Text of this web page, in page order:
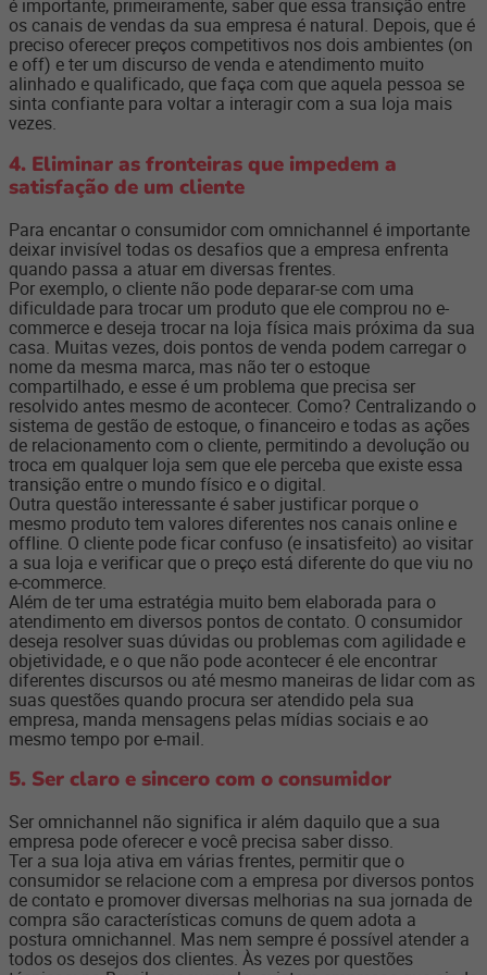
é importante, primeiramente, saber que essa transição entre
os canais de vendas da sua empresa é natural. Depois, que é
preciso oferecer preços competitivos nos dois ambientes (on
e off) e ter um discurso de venda e atendimento muito
alinhado e qualificado, que faça com que aquela pessoa se
sinta confiante para voltar a interagir com a sua loja mais
vezes.
4. Eliminar as fronteiras que impedem a
satisfação de um cliente
Para encantar o consumidor com omnichannel é importante
deixar invisível todas os desafios que a empresa enfrenta
quando passa a atuar em diversas frentes.
Por exemplo, o cliente não pode deparar-se com uma
dificuldade para trocar um produto que ele comprou no e-
commerce e deseja trocar na loja física mais próxima da sua
casa. Muitas vezes, dois pontos de venda podem carregar o
nome da mesma marca, mas não ter o estoque
compartilhado, e esse é um problema que precisa ser
resolvido antes mesmo de acontecer. Como? Centralizando o
sistema de gestão de estoque, o financeiro e todas as ações
de relacionamento com o cliente, permitindo a devolução ou
troca em qualquer loja sem que ele perceba que existe essa
transição entre o mundo físico e o digital.
Outra questão interessante é saber justificar porque o
mesmo produto tem valores diferentes nos canais online e
offline. O cliente pode ficar confuso (e insatisfeito) ao visitar
a sua loja e verificar que o preço está diferente do que viu no
e-commerce.
Além de ter uma estratégia muito bem elaborada para o
atendimento em diversos pontos de contato. O consumidor
deseja resolver suas dúvidas ou problemas com agilidade e
objetividade, e o que não pode acontecer é ele encontrar
diferentes discursos ou até mesmo maneiras de lidar com as
suas questões quando procura ser atendido pela sua
empresa, manda mensagens pelas mídias sociais e ao
mesmo tempo por e-mail.
5. Ser claro e sincero com o consumidor
Ser omnichannel não significa ir além daquilo que a sua
empresa pode oferecer e você precisa saber disso.
Ter a sua loja ativa em várias frentes, permitir que o
consumidor se relacione com a empresa por diversos pontos
de contato e promover diversas melhorias na sua jornada de
compra são características comuns de quem adota a
postura omnichannel. Mas nem sempre é possível atender a
todos os desejos dos clientes. Às vezes por questões